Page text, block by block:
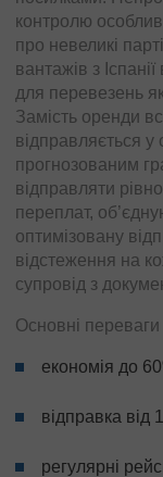
контролю
про невеликі
вантажів з
для перевезень
Замість оренди
відправляється у
прогнозованим
відправляти
переплат,
оптимізовану
відстеження на
супровід з
Основні переваги
економія до
відправка від
регулярні